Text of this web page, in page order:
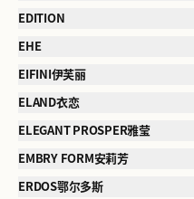
EDITION
EHE
EIFINI伊芙丽
ELAND衣恋
ELEGANT PROSPER雅莹
EMBRY FORM安莉芳
ERDOS鄂尔多斯